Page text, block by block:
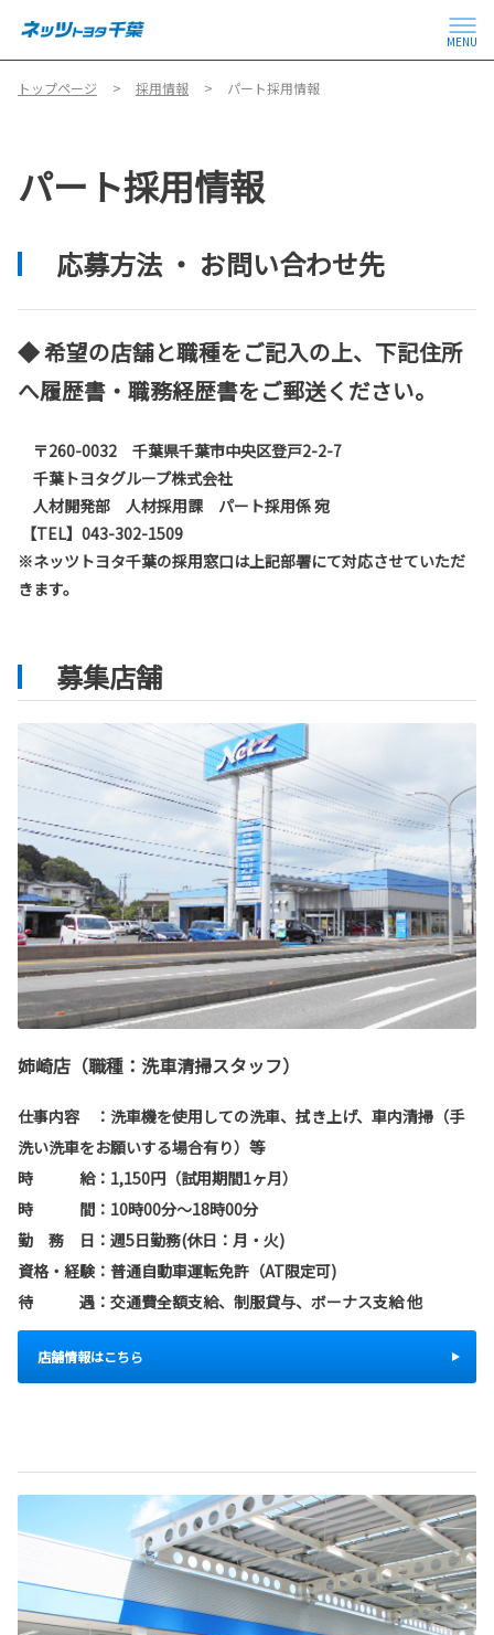
MENU
トップページ 採用情報 パート採用情報
パート採用情報
応募方法 ・ お問い合わせ先
◆ 希望の店舗と職種をご記入の上、下記住所
へ履歴書・職務経歴書をご郵送ください。
〒260-0032 千葉県千葉市中央区登戸2-2-7
千葉トヨタグループ株式会社
人材開発部 人材採用課 パート採用係 宛
【TEL】043-302-1509
※ネッツトヨタ千葉の採用窓口は上記部署にて対応させていただ
きます。
募集店舗
姉崎店（職種：洗車清掃スタッフ）
仕事内容 ： 洗車機を使用しての洗車、拭き上げ、車内清掃（手
洗い洗車をお願いする場合有り）等
時 給：1,150円（試用期間1ヶ月）
時 間：10時00分～18時00分
勤 務 日：週5日勤務(休日：月・火)
資格・経験：普通自動車運転免許（AT限定可)
待 遇：交通費全額支給、制服貸与、ボーナス支給 他
店舗情報はこちら